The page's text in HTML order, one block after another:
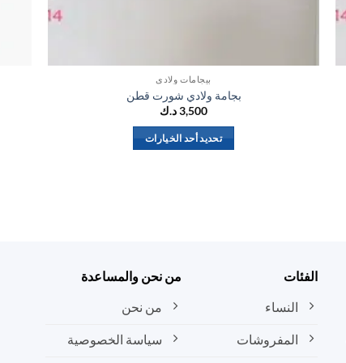
بيجامات ولادي
بجامة ولادي شورت قطن
3,500د.ك
تحديد أحد الخيارات
يمكن
اختيار
على
الفئات
النساء
المفروشات
من نحن والمساعدة
من نحن
سياسة الخصوصية